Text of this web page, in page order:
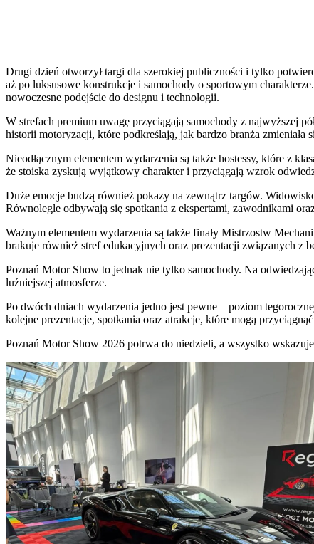
Drugi dzień otworzył targi dla szerokiej publiczności i tylko
aż po luksusowe konstrukcje i samochody o sportowym
nowoczesne podejście do designu i technologii.
W strefach premium uwagę przyciągają samochody z najwyższej
historii motoryzacji, które podkreślają, jak bardzo branża zmieniała
Nieodłącznym elementem wydarzenia są także hostessy, które z
że stoiska zyskują wyjątkowy charakter i przyciągają wzrok
Duże emocje budzą również pokazy na zewnątrz targów.
Równolegle odbywają się spotkania z ekspertami, zawodnikami
Ważnym elementem wydarzenia są także finały Mistrzostw
brakuje również stref edukacyjnych oraz prezentacji związanych z
Poznań Motor Show to jednak nie tylko samochody. Na
luźniejszej atmosferze.
Po dwóch dniach wydarzenia jedno jest pewne – poziom
kolejne prezentacje, spotkania oraz atrakcje, które mogą
Poznań Motor Show 2026 potrwa do niedzieli, a wszystko